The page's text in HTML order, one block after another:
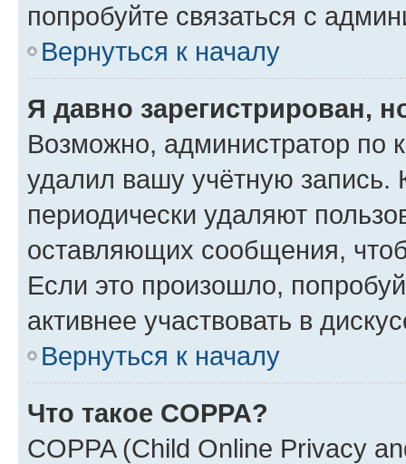
попробуйте связаться с
Вернуться к началу
Я давно зарегистрирован,
Возможно, администратор по
удалил вашу учётную запись.
периодически удаляют
оставляющих сообщения,
Если это произошло,
активнее участвовать в
Вернуться к началу
Что такое COPPA?
COPPA (Child Online Privacy